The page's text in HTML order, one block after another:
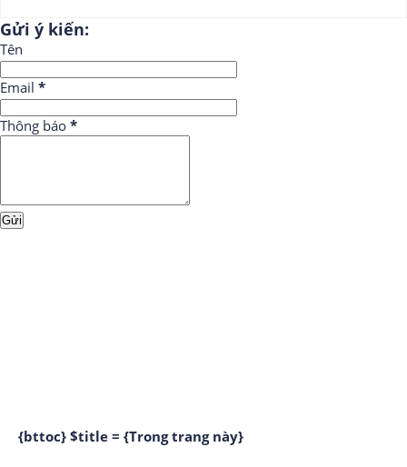
Gửi ý kiến:
Tên
Email *
Thông báo *
{bttoc} $title = {Trong trang này}